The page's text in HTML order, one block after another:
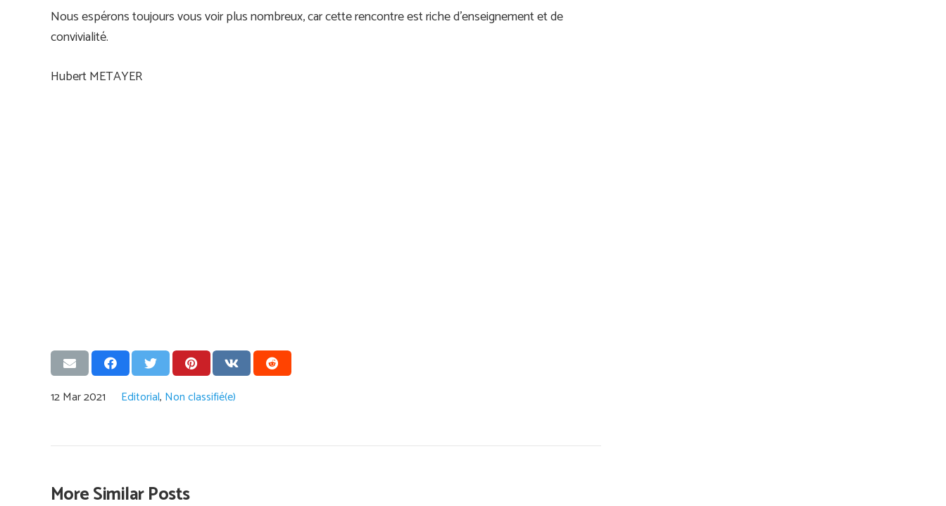
Nous espérons toujours vous voir plus nombreux, car cette rencontre est riche d’enseignement et de
convivialité.
Hubert METAYER
12 Mar 2021 Editorial, Non classifié(e)
More Similar Posts